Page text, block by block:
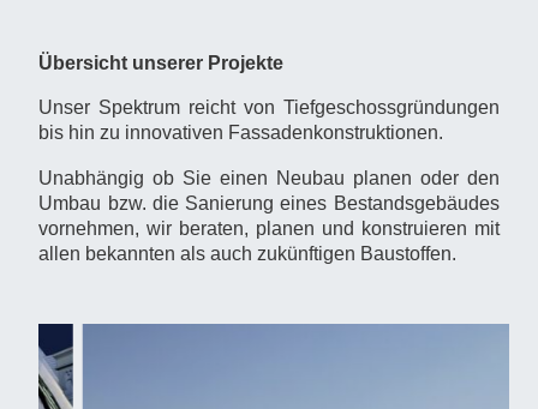
Übersicht unserer Projekte
Unser Spektrum reicht von Tiefgeschossgründungen
bis hin zu innovativen Fassadenkonstruktionen.
Unabhängig ob Sie einen Neubau planen oder den
Umbau bzw. die Sanierung eines Bestandsgebäudes
vornehmen, wir beraten, planen und konstruieren mit
allen bekannten als auch zukünftigen Baustoffen.